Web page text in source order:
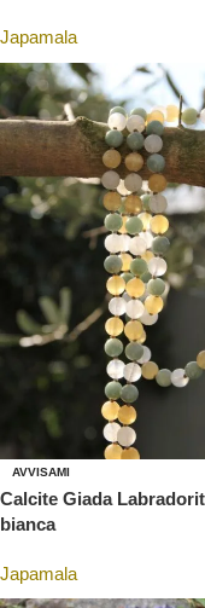
Japamala
AVVISAMI
Calcite Giada
bianca
Japamala